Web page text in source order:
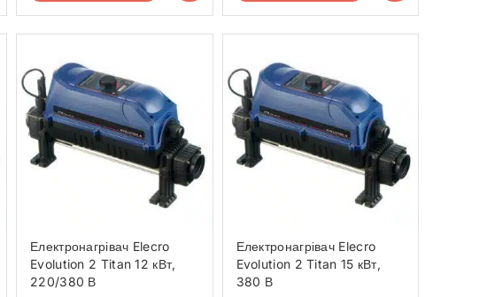
Електронагрівач Elecro
Evolution 2 Titan 12 кВт,
220/380 В
Електронагрівач Elecro
Evolution 2 Titan 15 кВт,
380 В